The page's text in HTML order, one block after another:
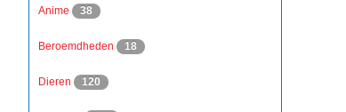
Anime 38
Beroemdheden 18
Dieren 120